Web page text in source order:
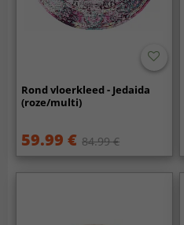
Rond vloerkleed - Jedaida
(roze/multi)
59.99 € 84.99 €